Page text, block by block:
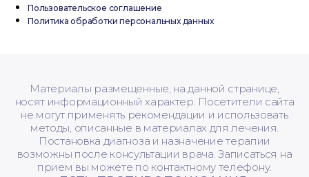
Пользовательское соглашение
Политика обработки персональных данных
Материалы размещенные, на данной странице,
носят информационный характер. Посетители сайта
не могут применять рекомендации и использовать
методы, описанные в материалах для лечения.
Постановка диагноза и назначение терапии
возможны после консультации врача. Записаться на
прием вы можете по контактному телефону.